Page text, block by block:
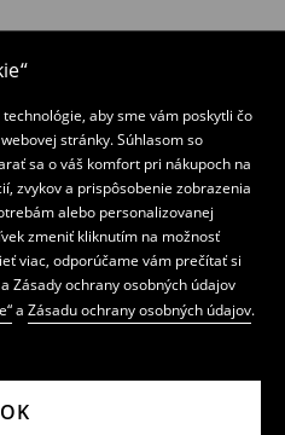
aby sme vám poskytli čo
stránky. Súhlasom so
sa o váš komfort pri nákupoch na
zvykov a prispôsobenie zobrazenia
alebo personalizovanej
zmeniť kliknutím na možnosť
viac, odporúčame vám prečítať si
Zásady ochrany osobných údajov
a Zásadu ochrany osobných údajov.
OK